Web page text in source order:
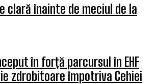
clară înainte de meciul de la
în forță parcursul în EHF
zdrobitoare împotriva Cehiei